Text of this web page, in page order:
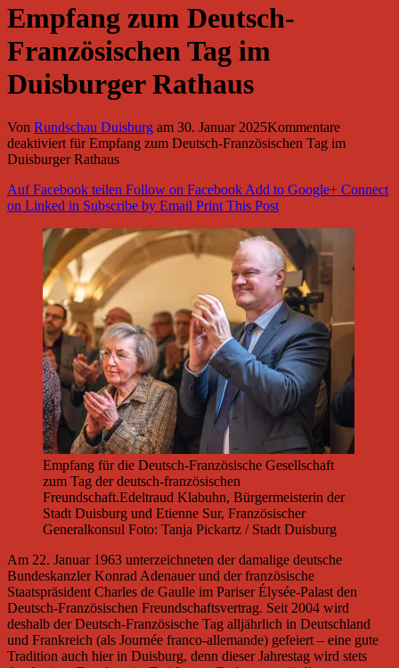
Empfang zum Deutsch-
Französischen Tag im
Duisburger Rathaus
Von Rundschau Duisburg am 30. Januar 2025Kommentare
deaktiviertfür Empfang zum Deutsch-Französischen Tag im
Duisburger Rathaus
Auf Facebook teilen Follow on FacebookAdd to Google+ Connect
on Linked in Subscribe by Email Print This Post
Empfang für die Deutsch-Französische Gesellschaft
zum Tag der deutsch-französischen
Freundschaft.Edeltraud Klabuhn, Bürgermeisterin der
Stadt Duisburg und Etienne Sur, Französischer
Generalkonsul Foto: Tanja Pickartz / Stadt Duisburg
Am 22. Januar 1963 unterzeichneten der damalige deutsche
Bundeskanzler Konrad Adenauer und der französische
Staatspräsident Charles de Gaulle im Pariser Élysée-Palast den
Deutsch-Französischen Freundschaftsvertrag. Seit 2004 wird
deshalb der Deutsch-Französische Tag alljährlich in Deutschland
und Frankreich (als Journée franco-allemande) gefeiert – eine gute
Tradition auch hier in Duisburg, denn dieser Jahrestag wird stets